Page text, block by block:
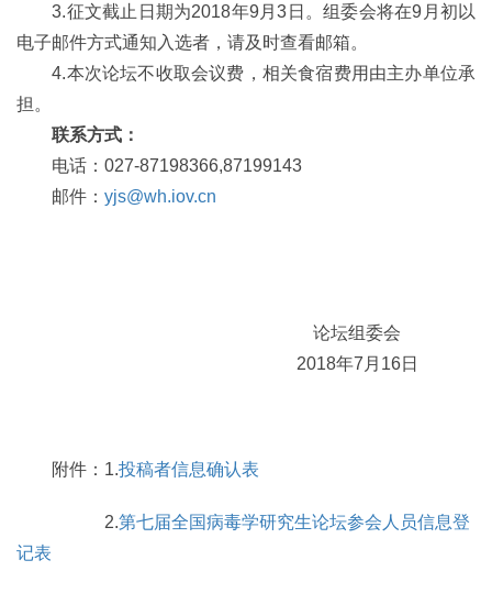
3.征文截止日期为2018年9月3日。组委会将在9月初以
电子邮件方式通知入选者，请及时查看邮箱。
4.本次论坛不收取会议费，相关食宿费用由主办单位承
担。
联系方式：
电话：027-87198366,87199143
邮件： yjs@wh.iov.cn
论坛组委会
2018年7月16日
附件：1.投稿者信息确认表
2.第七届全国病毒学研究生论坛参会人员信息登
记表